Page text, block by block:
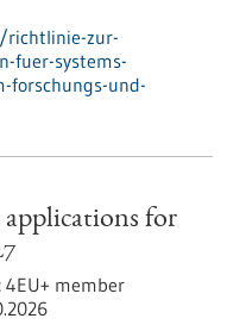
richtlinie-zur-
fuer-systems-
forschungs-und-
applications for
4EU+ member